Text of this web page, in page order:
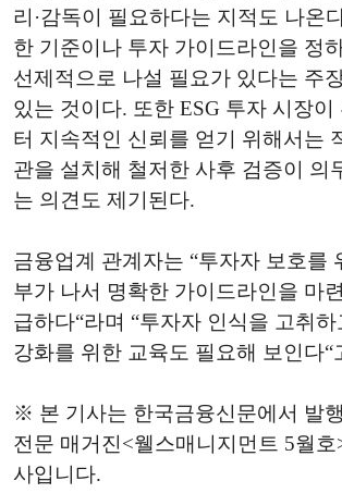
리·감독이 필요하다는 지적도 나온
한 기준이나 투자 가이드라인을 정
선제적으로 나설 필요가 있다는 주
있는 것이다. 또한 ESG 투자 시장이
터 지속적인 신뢰를 얻기 위해서는
관을 설치해 철저한 사후 검증이 의
는 의견도 제기된다.
금융업계 관계자는 “투자자 보호를
부가 나서 명확한 가이드라인을 마
급하다“라며 “투자자 인식을 고취
강화를 위한 교육도 필요해 보인다“
※ 본 기사는 한국금융신문에서 발
전문 매거진<웰스매니지먼트 5월호
사입니다.